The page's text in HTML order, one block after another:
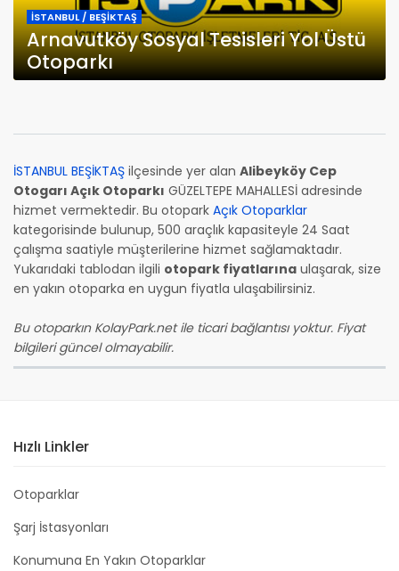
İSTANBUL / BEŞİKTAŞ
Arnavutköy Sosyal Tesisleri Yol Üstü
Otoparkı
İSTANBUL BEŞİKTAŞ ilçesinde yer alan Alibeyköy Cep
Otogarı Açık Otoparkı GÜZELTEPE MAHALLESİ adresinde
hizmet vermektedir. Bu otopark Açık Otoparklar
kategorisinde bulunup, 500 araçlık kapasiteyle 24 Saat
çalışma saatiyle müşterilerine hizmet sağlamaktadır.
Yukarıdaki tablodan ilgili otopark fiyatlarına ulaşarak, size
en yakın otoparka en uygun fiyatla ulaşabilirsiniz.
Bu otoparkın KolayPark.net ile ticari bağlantısı yoktur. Fiyat
bilgileri güncel olmayabilir.
Hızlı Linkler
Otoparklar
Şarj İstasyonları
Konumuna En Yakın Otoparklar